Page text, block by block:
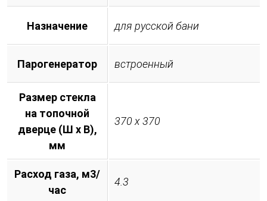
Назначение для русской бани
Парогенератор встроенный
Размер стекла
на топочной
дверце (Ш х В),
мм
370 х 370
Расход газа, м3/
час
4.3